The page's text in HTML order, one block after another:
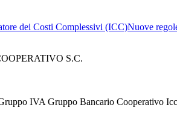
dei Costi Complessivi (ICC)Nuove
S.C.
IVA Gruppo Bancario Cooperativo